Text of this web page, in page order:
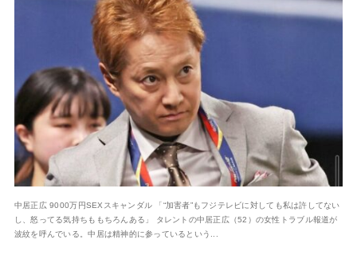
中居正広 9000万円SEXスキャンダル 「“加害者”もフジテレビに対しても私は許してない
し、怒ってる気持ちももちろんある」 タレントの中居正広（52）の女性トラブル報道が
波紋を呼んでいる。中居は精神的に参っているという...